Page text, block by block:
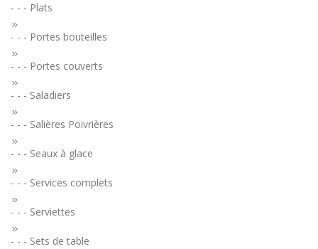
- - - Plats
- - - Portes bouteilles
- - - Portes couverts
- - - Saladiers
- - - Salières Poivrières
- - - Seaux à glace
- - - Services complets
- - - Serviettes
- - - Sets de table